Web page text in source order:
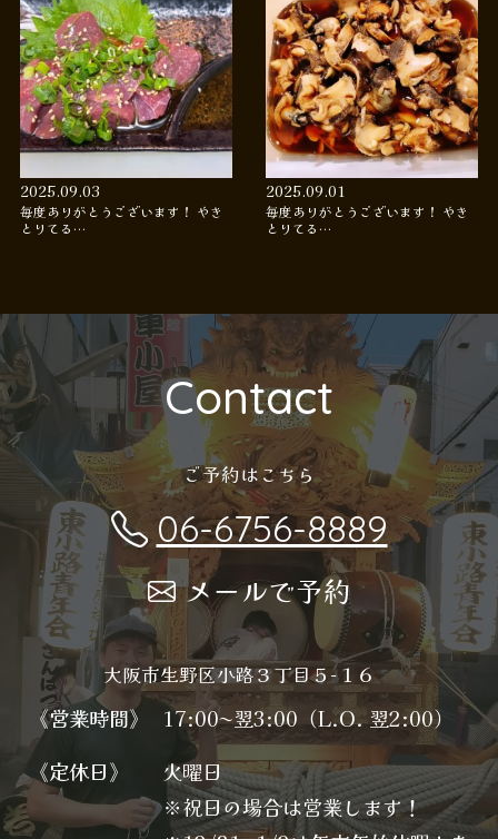
2025.09.03
毎度ありがとうございます！ やき
とりてる…
2025.09.01
毎度ありがとうございます！ やき
とりてる…
Contact
ご予約はこちら
06-6756-8889
メールで予約
大阪市生野区小路３丁目５−１６
《営業時間》
17:00〜翌3:00（L.O. 翌2:00）
《定休日》
火曜日
※祝日の場合は営業します！